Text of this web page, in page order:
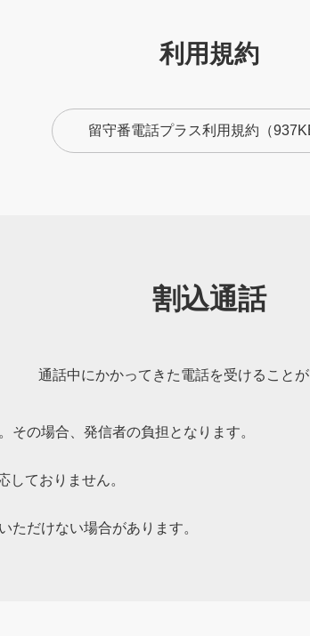
3分
1週間
あり
ボイスメッセージ
あり
合は、伝言メッセージがあることもお知らせします。
利用規約
留守番電話プラス利用規約 （
割込通話
通話中にかかってきた電話を受けることが
その場合、発信者の負担となります。
しておりません。
ただけない場合があります。